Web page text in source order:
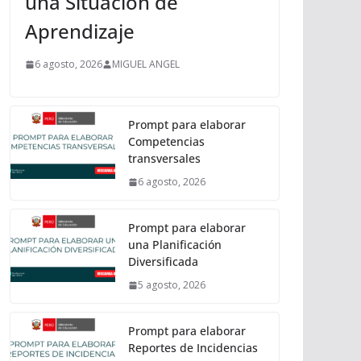
Aprendizaje
6 agosto, 2026 MIGUEL ANGEL
Prompt para elaborar
Competencias
transversales
6 agosto, 2026
Prompt para elaborar
una Planificación
Diversificada
5 agosto, 2026
Prompt para elaborar
Reportes de Incidencias